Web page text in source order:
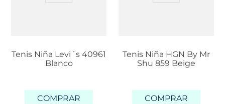
Tenis Niña Levi´s 40961
Blanco
COMPRAR
Tenis Niña HGN By Mr
Shu 859 Beige
COMPRAR